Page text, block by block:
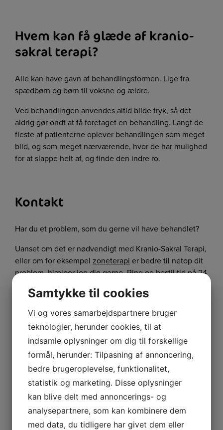
Hvem kan få glæde af kranio-
sakral terapi?
Alle kan have gavn af behandlingsformen. Lige fra
spædbørn og børn til voksne og ældre.
Ved behandlingen anvendes altid blide tryk, så det
aldrig gør ondt at få foretaget en behandling. Langt de
fleste af patienterne oplever behandlingen som meget
blid, og som meget nærværende, hvor de har mulighed
for at slappe helt af, og finde den indre ro.
Kontakt
Har du et problem, som du gerne vil have behandlet?
Uanset om det er nødvendigt med Kranio-Sakral Terapi,
eller om for eksempel zoneterapi er bedre til netop dit
problem, hjælper jeg dig gerne. Ring og bestil tid på24
passer bedst? Det er ingen hindring. På den første
session tager vi en snak, og her vil jeg hjælpe med at
guide dig til den bedst egnede terapi.
Uddannelse
KST-Akademiet v/Trine Rosenberg
KST I, II, III, IV, V, VI
Børn og KST I,II
Ret Ryg og Nakke I, II, III
Samtykke til cookies
Vi og vores samarbejdspartnere bruger
teknologier, herunder cookies, til at
indsamle oplysninger om dig til forskellige
formål, herunder: Tilpasning af annoncering,
bedre brugeroplevelse, funktionalitet,
statistik og marketing. Disse oplysninger
kan blive delt med annoncerings- og
analysepartnere, som kan kombinere dem
med data, du tidligere har givet dem eller